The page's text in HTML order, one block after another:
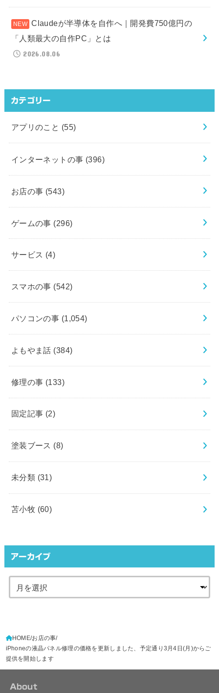
Claudeが半導体を自作へ｜開発費750億円の
「人類最大の自作PC」とは
2026.08.06
カテゴリー
アプリのこと (55)
インターネットの事 (396)
お店の事 (543)
ゲームの事 (296)
サービス (4)
スマホの事 (542)
パソコンの事 (1,054)
よもやま話 (384)
修理の事 (133)
固定記事 (2)
塗装ブース (8)
未分類 (31)
苫小牧 (60)
アーカイブ
HOME お店の事
iPhoneの液晶パネル修理の価格を更新しました、予定通り3月4日(月)からご
提供を開始します
About